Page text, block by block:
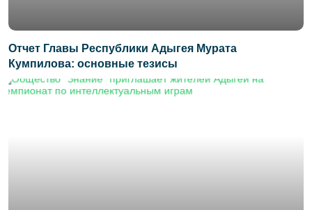
Отчет Главы Республики Адыгея Мурата
Кумпилова: основные тезисы